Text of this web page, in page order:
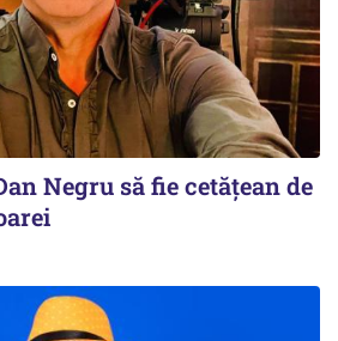
Negru să fie cetățean de